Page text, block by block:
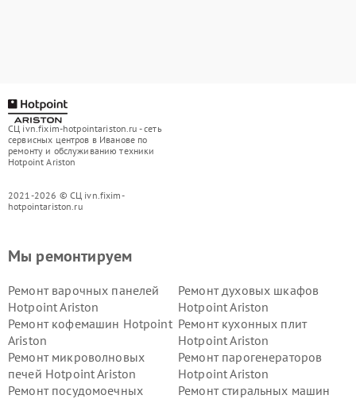
СЦ ivn.fixim-hotpointariston.ru - сеть
сервисных центров в Иванове по
ремонту и обслуживанию техники
Hotpoint Ariston
2021-2026 © СЦ ivn.fixim-
hotpointariston.ru
Мы ремонтируем
Ремонт варочных панелей
Hotpoint Ariston
Ремонт духовых шкафов
Hotpoint Ariston
Ремонт кофемашин Hotpoint
Ariston
Ремонт кухонных плит
Hotpoint Ariston
Ремонт микроволновых
печей Hotpoint Ariston
Ремонт парогенераторов
Hotpoint Ariston
Ремонт посудомоечных
Ремонт стиральных машин